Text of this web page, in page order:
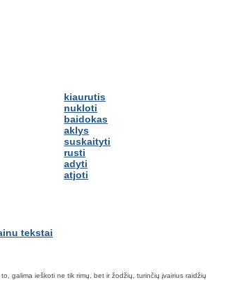
kiaurutis
nukloti
baidokas
aklys
suskaityti
rusti
adyti
atjoti
galima ieškoti ne tik rimų, bet ir žodžių, turinčių įvairius raidžių